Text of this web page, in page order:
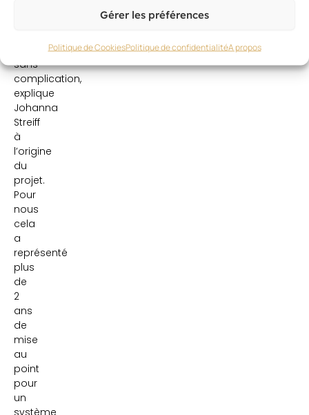
Gérer les préférences
Politique de CookiesPolitique de confidentialitéA propos
sans
complication,
explique
Johanna
Streiff
à
l’origine
du
projet.
Pour
nous
cela
a
représenté
plus
de
2
ans
de
mise
au
point
pour
un
système